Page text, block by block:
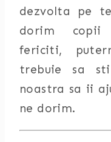
dezvolta pe
dorim copii
fericiti,
trebuie sa
noastra sa ii
ne dorim.